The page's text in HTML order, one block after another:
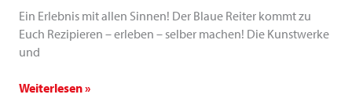
Ein Erlebnis mit allen Sinnen! Der Blaue Reiter kommt zu
Euch Rezipieren – erleben – selber machen! Die Kunstwerke
und
Weiterlesen »